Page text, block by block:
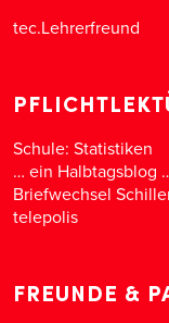
tec.Lehrerfreund
Schule: Statistiken
… ein Halbtagsblog
Briefwechsel
telepolis
FREUNDE &